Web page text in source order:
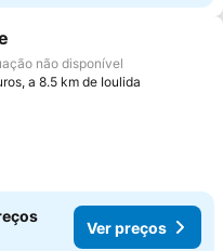
aos favoritos
não disponível
a 8.5 km de Ioulida
Ver preços